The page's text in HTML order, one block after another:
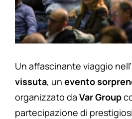
Un affascinante viaggio nell’
vissuta, un evento
organizzato da Var Group
partecipazione di prestigiosi